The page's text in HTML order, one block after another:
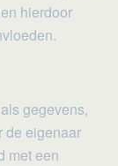
hierdoor
gegevens,
de eigenaar
met een